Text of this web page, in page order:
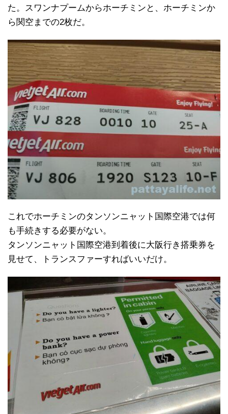
た。スワンナプームからホーチミンと、ホーチミンか
ら関空までの2枚だ。
これでホーチミンのタンソンニャット国際空港では何
も手続きする必要がない。
タンソンニャット国際空港到着後に大阪行き搭乗券を
見せて、トランスファーすればいいだけ。